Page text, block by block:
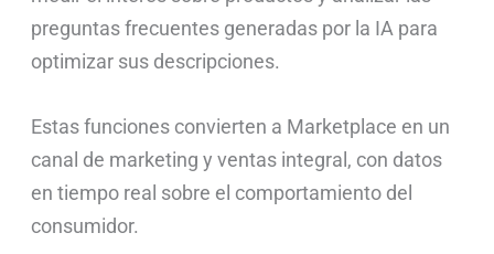
preguntas frecuentes generadas por la IA para
optimizar sus descripciones.
Estas funciones convierten a Marketplace en un
canal de marketing y ventas integral, con datos
en tiempo real sobre el comportamiento del
consumidor.